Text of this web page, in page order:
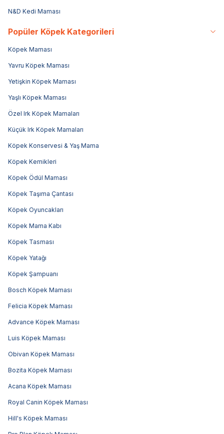
N&D Kedi Maması
Popüler Köpek Kategorileri
Köpek Maması
Yavru Köpek Maması
Yetişkin Köpek Maması
Yaşlı Köpek Maması
Özel Irk Köpek Mamaları
Küçük Irk Köpek Mamaları
Köpek Konservesi & Yaş Mama
Köpek Kemikleri
Köpek Ödül Maması
Köpek Taşıma Çantası
Köpek Oyuncakları
Köpek Mama Kabı
Köpek Tasması
Köpek Yatağı
Köpek Şampuanı
Bosch Köpek Maması
Felicia Köpek Maması
Advance Köpek Maması
Luis Köpek Maması
Obivan Köpek Maması
Bozita Köpek Maması
Acana Köpek Maması
Royal Canin Köpek Maması
Hill's Köpek Maması